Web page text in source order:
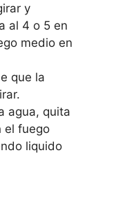
y
al 4 o 5 en
medio en
que la
agua, quita
el fuego
liquido